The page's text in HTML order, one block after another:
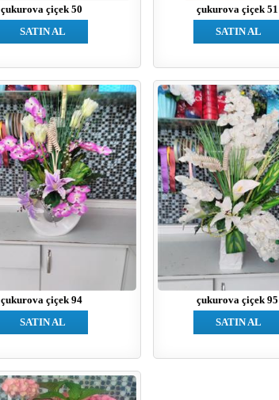
çukurova çiçek 50
SATIN AL
çukurova çiçek 51
SATIN AL
çukurova çiçek 94
SATIN AL
çukurova çiçek 95
SATIN AL